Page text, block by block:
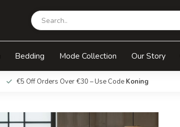
Bedding Mode Collection Our Story
€5 Off Orders Over €30 – Use Code Koning